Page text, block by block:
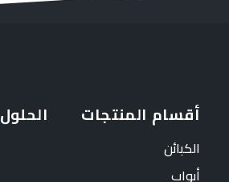
أقسام المنتجات
الكبائن
أبواب
الحلول